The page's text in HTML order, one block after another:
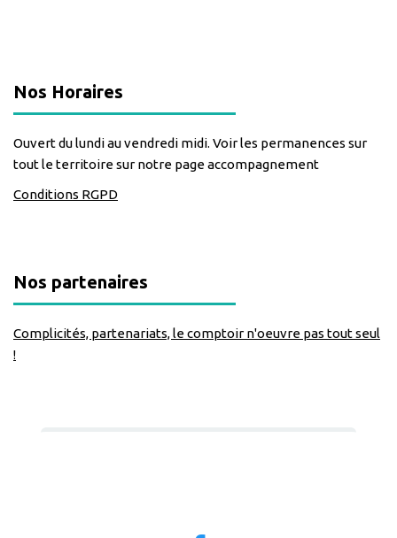
Nos Horaires
Ouvert du lundi au vendredi midi. Voir les permanences sur
tout le territoire sur notre page accompagnement
Conditions RGPD
Nos partenaires
Complicités, partenariats, le comptoir n'oeuvre pas tout seul
!